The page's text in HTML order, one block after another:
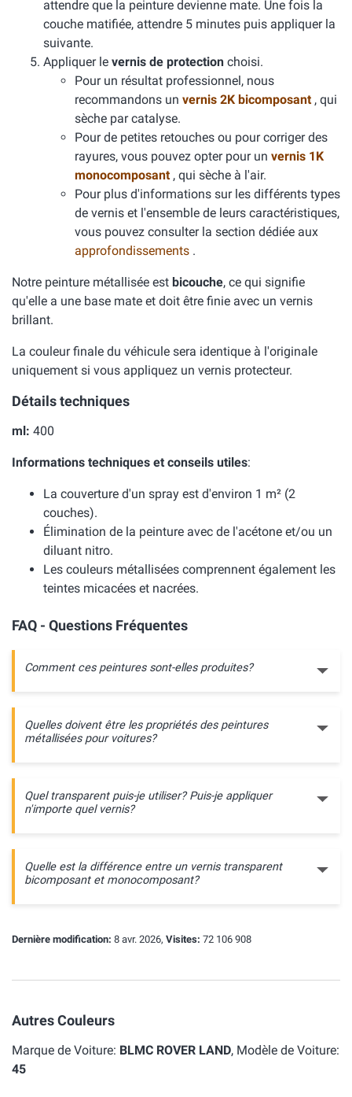
attendre que la peinture devienne mate. Une fois la
couche matifiée, attendre 5 minutes puis appliquer la
suivante.
Appliquer le vernis de protection choisi.
Pour un résultat professionnel, nous
recommandons un vernis 2K bicomposant , qui
sèche par catalyse.
Pour de petites retouches ou pour corriger des
rayures, vous pouvez opter pour un vernis 1K
monocomposant , qui sèche à l'air.
Pour plus d'informations sur les différents types
de vernis et l'ensemble de leurs caractéristiques,
vous pouvez consulter la section dédiée aux
approfondissements .
Notre peinture métallisée est bicouche, ce qui signifie
qu'elle a une base mate et doit être finie avec un vernis
brillant.
La couleur finale du véhicule sera identique à l'originale
uniquement si vous appliquez un vernis protecteur.
Détails techniques
ml: 400
Informations techniques et conseils utiles:
La couverture d'un spray est d'environ 1 m² (2
couches).
Élimination de la peinture avec de l'acétone et/ou un
diluant nitro.
Les couleurs métallisées comprennent également les
teintes micacées et nacrées.
FAQ - Questions Fréquentes
Comment ces peintures sont-elles produites?
Quelles doivent être les propriétés des peintures
métallisées pour voitures?
Quel transparent puis-je utiliser? Puis-je appliquer
n'importe quel vernis?
Quelle est la différence entre un vernis transparent
bicomposant et monocomposant?
Dernière modification: 8 avr. 2026, Visites: 72 106 908
Autres Couleurs
Marque de Voiture: BLMC ROVER LAND, Modèle de Voiture:
45